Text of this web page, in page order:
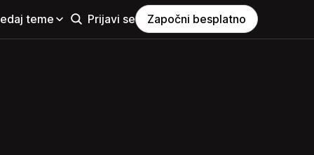
teme Prijavi se Započni besplatno